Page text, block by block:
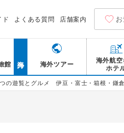
ド よくある質問 店舗案内
館 海外ツアー
海外航空
ホテ
の遊覧とグルメ 伊豆・富士・箱根・鎌